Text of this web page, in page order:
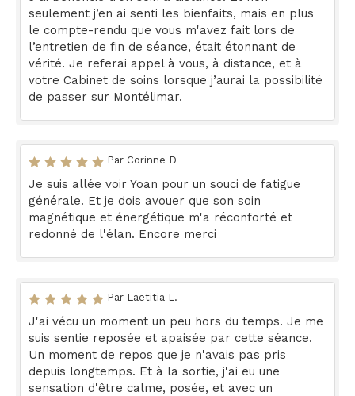
seulement j’en ai senti les bienfaits, mais en plus
le compte-rendu que vous m'avez fait lors de
l’entretien de fin de séance, était étonnant de
vérité. Je referai appel à vous, à distance, et à
votre Cabinet de soins lorsque j’aurai la possibilité
de passer sur Montélimar.
Par Corinne D
Je suis allée voir Yoan pour un souci de fatigue
générale. Et je dois avouer que son soin
magnétique et énergétique m'a réconforté et
redonné de l'élan. Encore merci
Par Laetitia L.
J'ai vécu un moment un peu hors du temps. Je me
suis sentie reposée et apaisée par cette séance.
Un moment de repos que je n'avais pas pris
depuis longtemps. Et à la sortie, j'ai eu une
sensation d'être calme, posée, et avec un